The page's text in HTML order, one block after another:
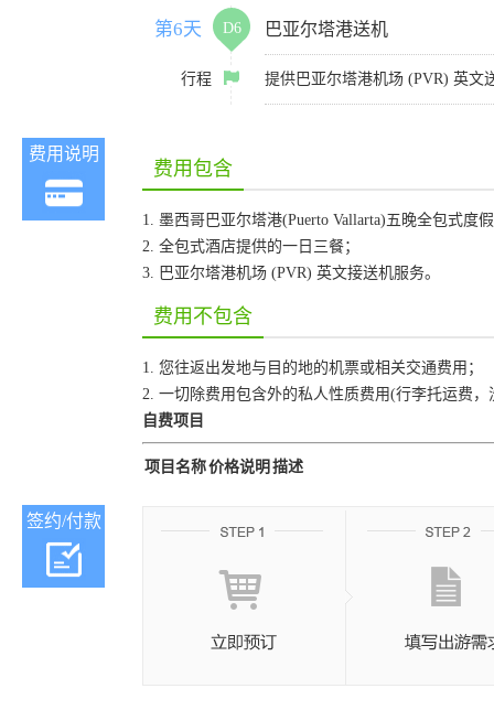
第6天 D6 巴亚尔塔港送机
行程 提供巴亚尔塔港机场 (PVR) 英文
费用说明
费用包含
1. 墨西哥巴亚尔塔港(Puerto Vallarta)五晚全包式度
2. 全包式酒店提供的一日三餐；
3. 巴亚尔塔港机场 (PVR) 英文接送机服务。
费用不包含
1. 您往返出发地与目的地的机票或相关交通费用；
2. 一切除费用包含外的私人性质费用(行李托运费，
自费项目
项目名称价格说明 描述
签约/付款